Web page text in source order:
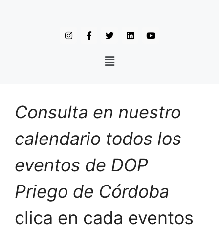
Consulta en nuestro
calendario todos los
eventos de DOP
Priego de Córdoba
clica en cada eventos